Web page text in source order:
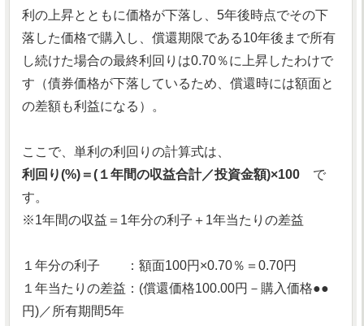
利の上昇とともに価格が下落し、5年後時点でその下
落した価格で購入し、償還期限である10年後まで所有
し続けた場合の最終利回りは0.70％に上昇したわけで
す（債券価格が下落しているため、償還時には額面と
の差額も利益になる）。
ここで、単利の利回りの計算式は、
利回り(%)＝(１年間の収益合計／投資金額)×100 で
す。
※1年間の収益＝1年分の利子＋1年当たりの差益
１年分の利子 ：額面100円×0.70％＝0.70円
１年当たりの差益：(償還価格100.00円－購入価格●●
円)／所有期間5年